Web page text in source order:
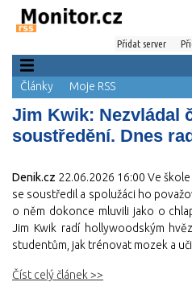
Přidat server
Články Moje RSS
Jim Kwik: Nezvládal
soustředění. Dnes
Denik.cz 22.06.2026 16:00 Ve
se soustředil a spolužáci ho
o něm dokonce mluvili jako o
Jim Kwik radí hollywoodským
studentům, jak trénovat mozek a
Číst celý článek >>